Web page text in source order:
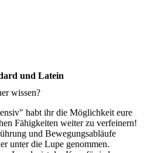
und Latein
wissen?
habt ihr die Möglichkeit eure
Fähigkeiten weiter zu verfeinern!
und Bewegungsabläufe
unter die Lupe genommen.